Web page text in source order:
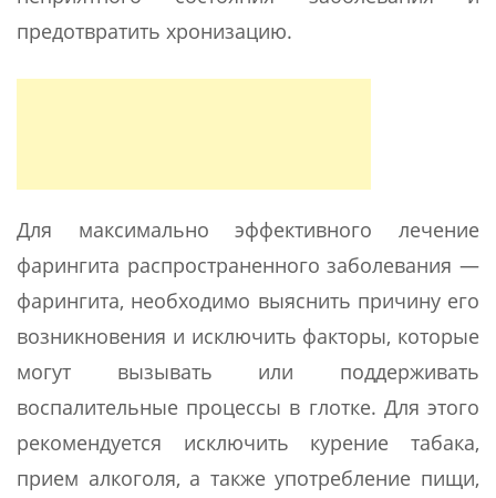
предотвратить хронизацию.
Для максимально эффективного лечение
фарингита распространенного заболевания —
фарингита, необходимо выяснить причину его
возникновения и исключить факторы, которые
могут вызывать или поддерживать
воспалительные процессы в глотке. Для этого
рекомендуется исключить курение табака,
прием алкоголя, а также употребление пищи,